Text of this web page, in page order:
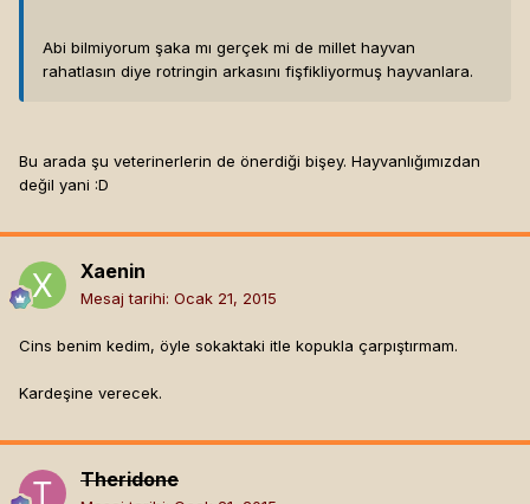
Abi bilmiyorum şaka mı gerçek mi de millet hayvan
rahatlasın diye rotringin arkasını fişfikliyormuş hayvanlara.
Bu arada şu veterinerlerin de önerdiği bişey. Hayvanlığımızdan
değil yani :D
Xaenin
Mesaj tarihi: Ocak 21, 2015
Cins benim kedim, öyle sokaktaki itle kopukla çarpıştırmam.
Kardeşine verecek.
Theridone